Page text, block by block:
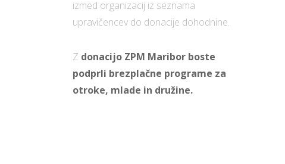
izmed organizacij iz seznama
upravičencev do donacije dohodnine.
Z donacijo ZPM Maribor boste
podprli brezplačne programe za
otroke, mlade in družine.